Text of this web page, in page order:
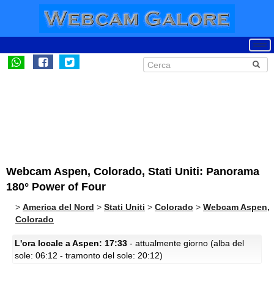
Webcam Aspen, Colorado, Stati Uniti: Panorama
180° Power of Four
> America del Nord > Stati Uniti > Colorado > Webcam Aspen,
Colorado
L'ora locale a Aspen: 17:33 - attualmente giorno (alba del
sole: 06:12 - tramonto del sole: 20:12)